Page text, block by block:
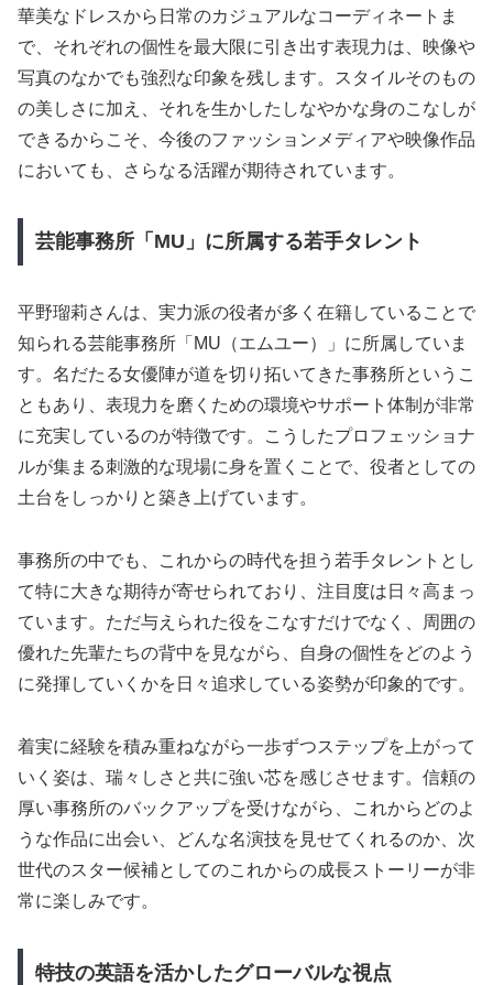
華美なドレスから日常のカジュアルなコーディネートま
で、それぞれの個性を最大限に引き出す表現力は、映像や
写真のなかでも強烈な印象を残します。スタイルそのもの
の美しさに加え、それを生かしたしなやかな身のこなしが
できるからこそ、今後のファッションメディアや映像作品
においても、さらなる活躍が期待されています。
芸能事務所「MU」に所属する若手タレント
平野瑠莉さんは、実力派の役者が多く在籍していることで
知られる芸能事務所「MU（エムユー）」に所属していま
す。名だたる女優陣が道を切り拓いてきた事務所というこ
ともあり、表現力を磨くための環境やサポート体制が非常
に充実しているのが特徴です。こうしたプロフェッショナ
ルが集まる刺激的な現場に身を置くことで、役者としての
土台をしっかりと築き上げています。
事務所の中でも、これからの時代を担う若手タレントとし
て特に大きな期待が寄せられており、注目度は日々高まっ
ています。ただ与えられた役をこなすだけでなく、周囲の
優れた先輩たちの背中を見ながら、自身の個性をどのよう
に発揮していくかを日々追求している姿勢が印象的です。
着実に経験を積み重ねながら一歩ずつステップを上がって
いく姿は、瑞々しさと共に強い芯を感じさせます。信頼の
厚い事務所のバックアップを受けながら、これからどのよ
うな作品に出会い、どんな名演技を見せてくれるのか、次
世代のスター候補としてのこれからの成長ストーリーが非
常に楽しみです。
特技の英語を活かしたグローバルな視点